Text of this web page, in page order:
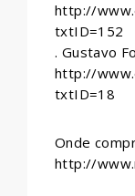
http://
txtID=152
. Gustavo
http://
txtID=18
Onde
http://